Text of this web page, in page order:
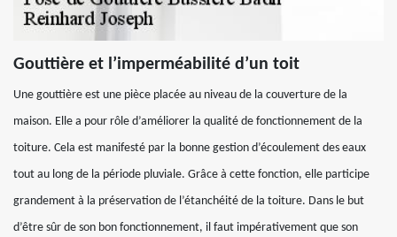
Gouttière et l’imperméabilité d’un toit
Une gouttière est une pièce placée au niveau de la couverture de la
maison. Elle a pour rôle d’améliorer la qualité de fonctionnement de la
toiture. Cela est manifesté par la bonne gestion d’écoulement des eaux
tout au long de la période pluviale. Grâce à cette fonction, elle participe
grandement à la préservation de l’étanchéité de la toiture. Dans le but
d’être sûr de son bon fonctionnement, il faut impérativement que son